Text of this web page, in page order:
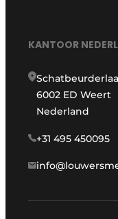
KANTOOR
6002 ED Weert
Nederland
+31 495 450095